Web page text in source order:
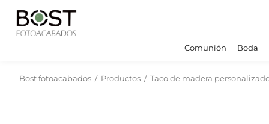
Comunión Boda
Bost fotoacabados / Productos / Taco de madera